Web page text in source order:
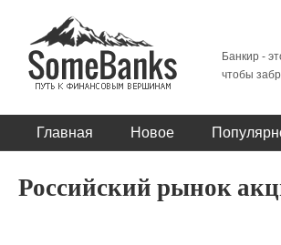
Банкир -
чтобы
Главная Новое
Российский рынок